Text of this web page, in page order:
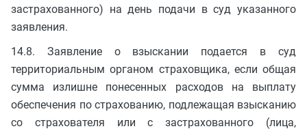
застрахованного) на день подачи в суд указанного
заявления.
14.8. Заявление о взыскании подается в суд
территориальным органом страховщика, если общая
сумма излишне понесенных расходов на выплату
обеспечения по страхованию, подлежащая взысканию
со страхователя или с застрахованного (лица,